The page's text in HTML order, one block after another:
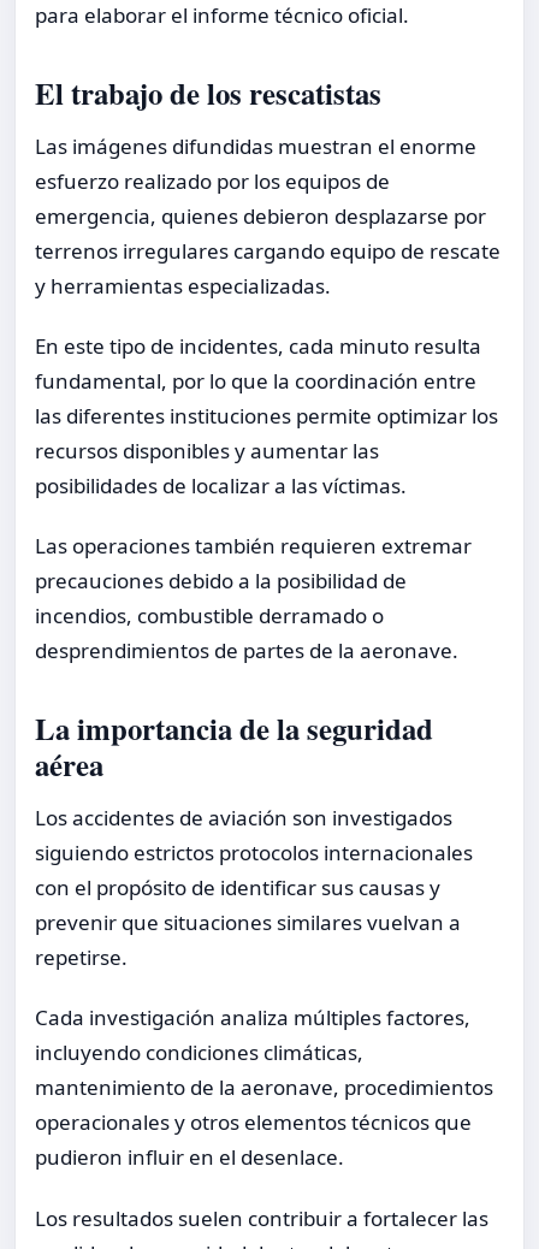
para elaborar el informe técnico oficial.
El trabajo de los rescatistas
Las imágenes difundidas muestran el enorme
esfuerzo realizado por los equipos de
emergencia, quienes debieron desplazarse por
terrenos irregulares cargando equipo de rescate
y herramientas especializadas.
En este tipo de incidentes, cada minuto resulta
fundamental, por lo que la coordinación entre
las diferentes instituciones permite optimizar los
recursos disponibles y aumentar las
posibilidades de localizar a las víctimas.
Las operaciones también requieren extremar
precauciones debido a la posibilidad de
incendios, combustible derramado o
desprendimientos de partes de la aeronave.
La importancia de la seguridad
aérea
Los accidentes de aviación son investigados
siguiendo estrictos protocolos internacionales
con el propósito de identificar sus causas y
prevenir que situaciones similares vuelvan a
repetirse.
Cada investigación analiza múltiples factores,
incluyendo condiciones climáticas,
mantenimiento de la aeronave, procedimientos
operacionales y otros elementos técnicos que
pudieron influir en el desenlace.
Los resultados suelen contribuir a fortalecer las